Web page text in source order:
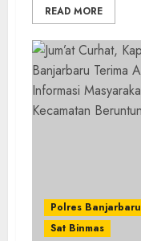
READ MORE
Polres Banjarbaru
Sat Binmas